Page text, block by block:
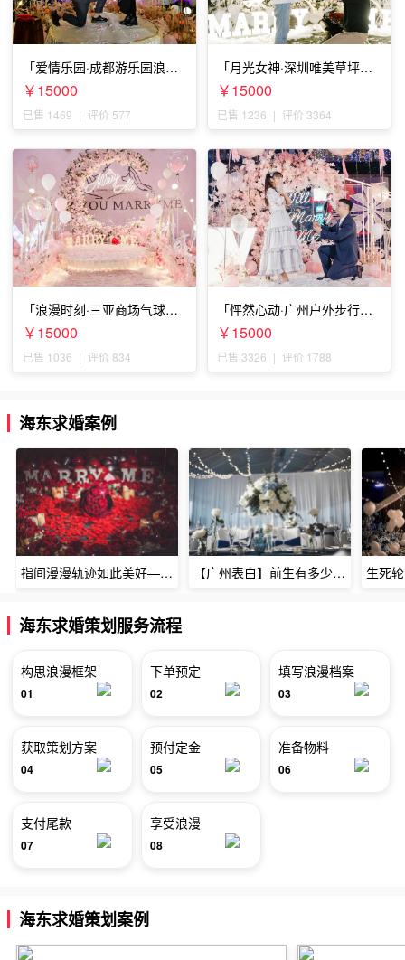
「爱情乐园·成都游乐园浪漫
求婚」
￥15000
已售 1469 | 评价 577
「月光女神·深圳唯美草坪浪
漫求婚」
￥15000
已售 1236 | 评价 3364
「浪漫时刻·三亚商场气球雨
惊喜求婚」
￥15000
已售 1036 | 评价 834
「怦然心动·广州户外步行街
求婚」
￥15000
已售 3326 | 评价 1788
海东求婚案例
指间漫漫轨迹如此美好——深圳烈焰玫瑰生日惊喜 【广州表白】前生有多少未尽的缘7张
海东求婚策划服务流程
构思浪漫框架
01
下单预定
02
填写浪漫档案
03
获取策划方案
04
预付定金
05
准备物料
06
支付尾款
07
享受浪漫
08
海东求婚策划案例